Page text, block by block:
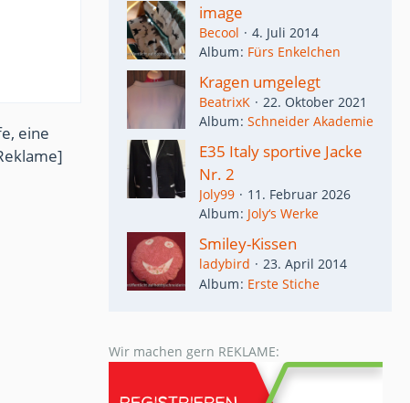
eine
image
Becool
4. Juli 2014
Album Fürs Enkelchen
Kragen umgelegt
BeatrixK
22. Oktober 2021
Album Schneider Akademie
E35 Italy sportive Jacke
Nr. 2
Joly99
11. Februar 2026
Album Joly‘s Werke
Smiley-Kissen
ladybird
23. April 2014
Album Erste Stiche
Wir machen gern REKLAME: